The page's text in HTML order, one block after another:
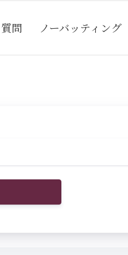
問 ノーバッティング